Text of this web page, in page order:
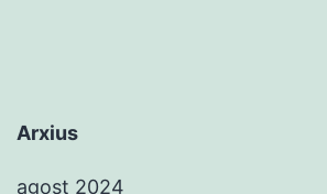
Arxius
agost 2024